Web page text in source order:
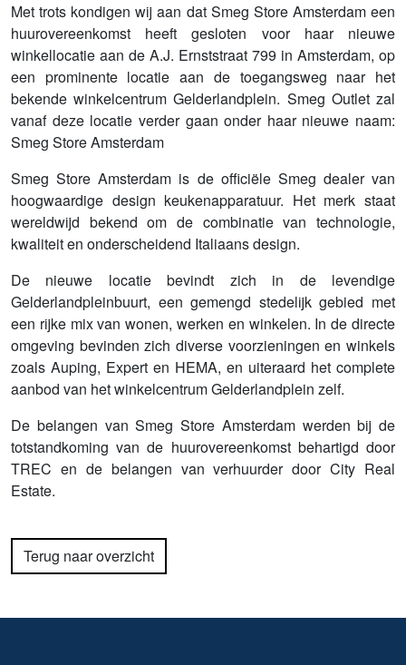
Met trots kondigen wij aan dat Smeg Store Amsterdam een
huurovereenkomst heeft gesloten voor haar nieuwe
winkellocatie aan de A.J. Ernststraat 799 in Amsterdam, op
een prominente locatie aan de toegangsweg naar het
bekende winkelcentrum Gelderlandplein. Smeg Outlet zal
vanaf deze locatie verder gaan onder haar nieuwe naam:
Smeg Store Amsterdam
Smeg Store Amsterdam is de officiële Smeg dealer van
hoogwaardige design keukenapparatuur. Het merk staat
wereldwijd bekend om de combinatie van technologie,
kwaliteit en onderscheidend Italiaans design.
De nieuwe locatie bevindt zich in de levendige
Gelderlandpleinbuurt, een gemengd stedelijk gebied met
een rijke mix van wonen, werken en winkelen. In de directe
omgeving bevinden zich diverse voorzieningen en winkels
zoals Auping, Expert en HEMA, en uiteraard het complete
aanbod van het winkelcentrum Gelderlandplein zelf.
De belangen van Smeg Store Amsterdam werden bij de
totstandkoming van de huurovereenkomst behartigd door
TREC en de belangen van verhuurder door City Real
Estate.
Terug naar overzicht